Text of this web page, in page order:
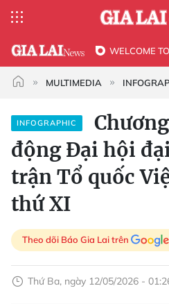
WELCOME
MULTIMEDIA
INFOGRAPHIC
động Đại hội
trận Tổ quốc
thứ XI
Theo dõi Báo Gia Lai trên
Thứ Ba, ngày 12/05/2026 -